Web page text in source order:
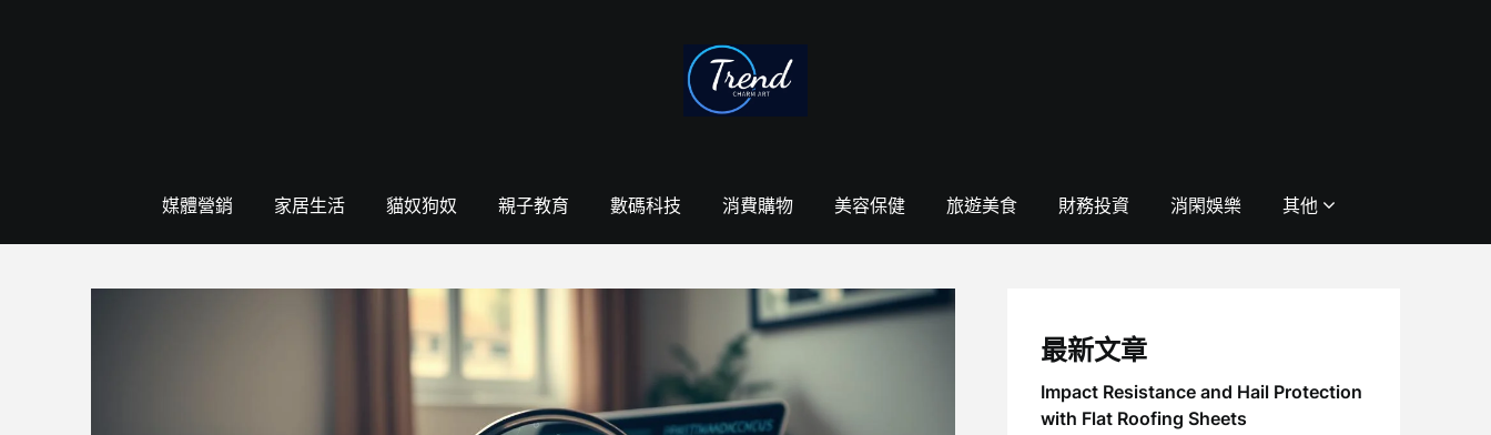
媒體營銷 家居生活 貓奴狗奴 親子教育 數碼科技 消費購物 美容保健 旅遊美食 財務投資 消閑娛樂 其他
最新文章
Impact Resistance and Hail Protection
with Flat Roofing Sheets